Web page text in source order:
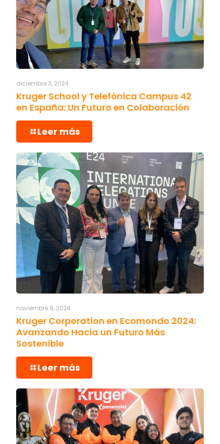
diciembre 3, 2024
Kruger School y Telefónica Campus 42
en España: Un Futuro en Colaboración
Leer más
noviembre 9, 2024
Kruger Corporation en Ecomondo 2024:
Avanzando Hacia un Futuro Más
Sostenible
Leer más